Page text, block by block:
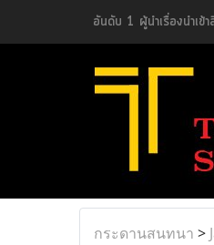
อันดับ 1 ผู้นำเรื่องนำเข้
กระดานสนทนา >